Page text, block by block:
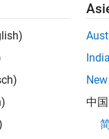
India
中国